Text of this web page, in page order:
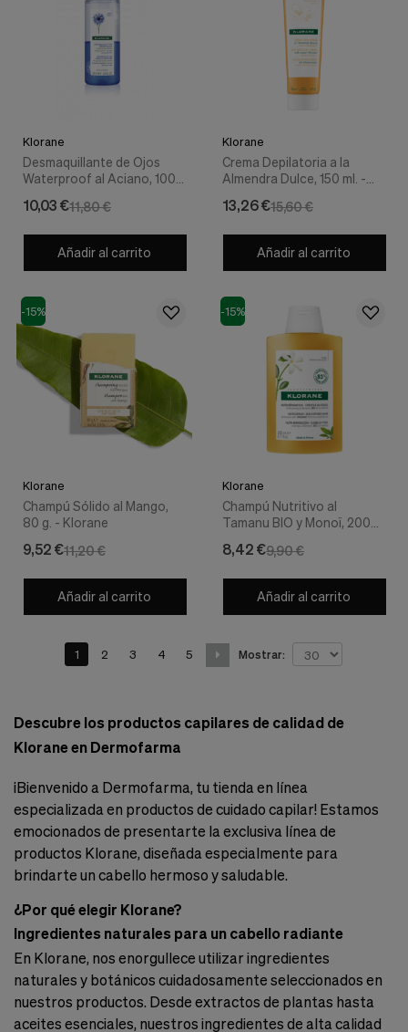
Klorane
Desmaquillante de Ojos
Waterproof al Aciano, 100
11,80 €
10,03 €
Añadir al carrito
Klorane
Crema Depilatoria a la
Almendra Dulce, 150 ml. -
15,60 €
13,26 €
Añadir al carrito
-15%
Klorane
Champú Sólido al Mango,
80 g. - Klorane
11,20 €
9,52 €
Añadir al carrito
-15%
Klorane
Champú Nutritivo al
Tamanu BIO y Monoï, 200
9,90 €
8,42 €
Añadir al carrito
1 2 3 4 5 Mostrar:
Descubre los productos capilares de calidad de
Klorane en Dermofarma
¡Bienvenido a Dermofarma, tu tienda en línea
especializada en productos de cuidado capilar! Estamos
emocionados de presentarte la exclusiva línea de
productos Klorane, diseñada especialmente para
brindarte un cabello hermoso y saludable.
¿Por qué elegir Klorane?
Ingredientes naturales para un cabello radiante
En Klorane, nos enorgullece utilizar ingredientes
naturales y botánicos cuidadosamente seleccionados en
nuestros productos. Desde extractos de plantas hasta
aceites esenciales, nuestros ingredientes de alta calidad